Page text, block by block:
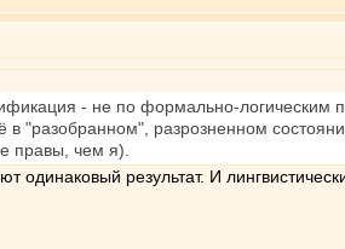
- не по формально-логическим
"разобранном", разрозненном
правы, чем я).
результат. И